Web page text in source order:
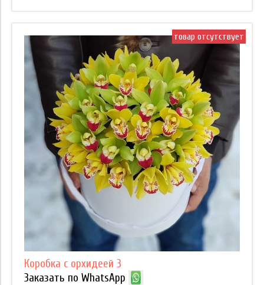
товар отсутствует
Коробка с орхидеей 3
Заказать по WhatsApp